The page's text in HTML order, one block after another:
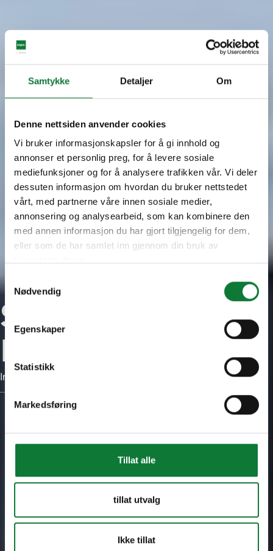
Samtykke Detaljer Om
Denne nettsiden anvender cookies
Vi bruker informasjonskapsler for å gi innhold og
annonser et personlig preg, for å levere sosiale
mediefunksjoner og for å analysere trafikken vår. Vi deler
dessuten informasjon om hvordan du bruker nettstedet
vårt, med partnerne våre innen sosiale medier,
annonsering og analysearbeid, som kan kombinere den
med annen informasjon du har gjort tilgjengelig for dem,
eller som de har samlet inn gjennom din bruk av
Samtykkevalg
Nødvendig
Egenskaper
Statistikk
Markedsføring
Tillat alle
tillat utvalg
Ikke tillat
SAPA - A part of
Hydro
Imagine what´s next